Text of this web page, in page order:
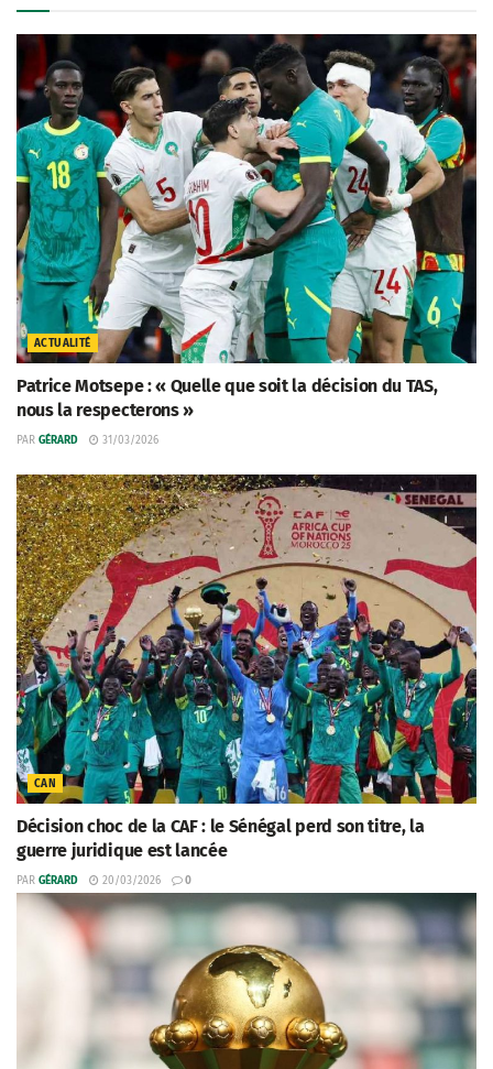
ACTUALITÉ
Patrice Motsepe : « Quelle que soit la décision du TAS,
nous la respecterons »
PAR GÉRARD 31/03/2026
CAN
Décision choc de la CAF : le Sénégal perd son titre, la
guerre juridique est lancée
PAR GÉRARD 20/03/2026 0